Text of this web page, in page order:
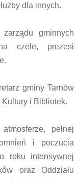
dla innych.
gminnych
czele, prezesi
gminy Tarnów
Kultury i Bibliotek.
pełnej
i poczucia
roku intensywnej
oraz Oddziału